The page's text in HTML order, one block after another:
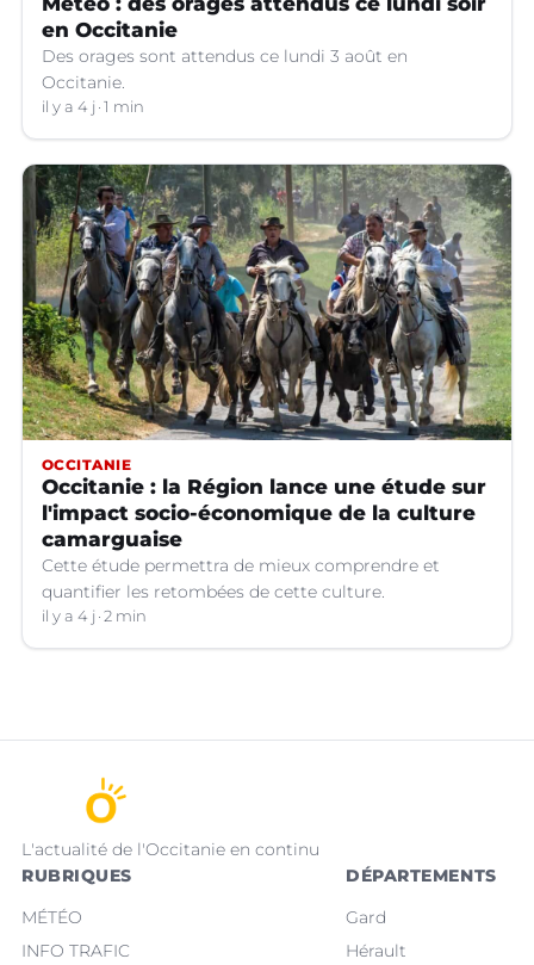
en Occitanie
Des orages sont attendus ce lundi 3 août en
Occitanie.
il y a 4 j 1 min
OCCITANIE
Occitanie : la Région lance une étude sur
l'impact socio-économique de la culture
camarguaise
Cette étude permettra de mieux comprendre et
quantifier les retombées de cette culture.
il y a 4 j 2 min
L'actualité de l'Occitanie en continu
RUBRIQUES
MÉTÉO
INFO TRAFIC
DÉPARTEMENTS
Gard
Hérault